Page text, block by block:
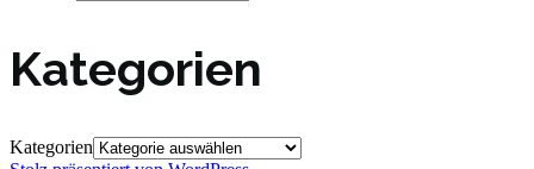
Kategorien
Kategorien